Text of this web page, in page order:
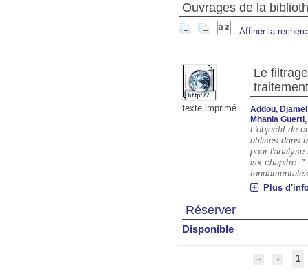
Ouvrages de la
Affiner la
texte imprimé
Le
Addou, Djamel
Mhania Guerti
L'objectif de
utilisés dans
pour
isx chapitre: *
Plus
Réserver
Disponible
1